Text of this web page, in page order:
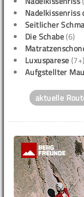
Nadelkissenriss
Seitlicher
Die Schabe (6)
Luxusparese (7+)
Aufgstellter
aktuelle